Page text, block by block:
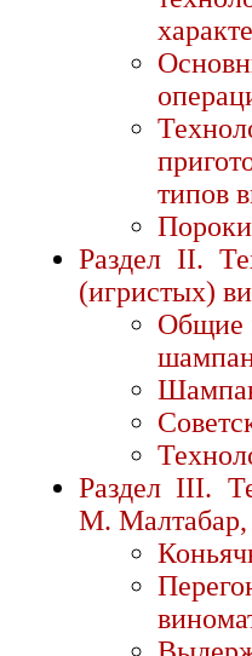
типов
Раздел II.
(игристых)
Раздел III.
М.